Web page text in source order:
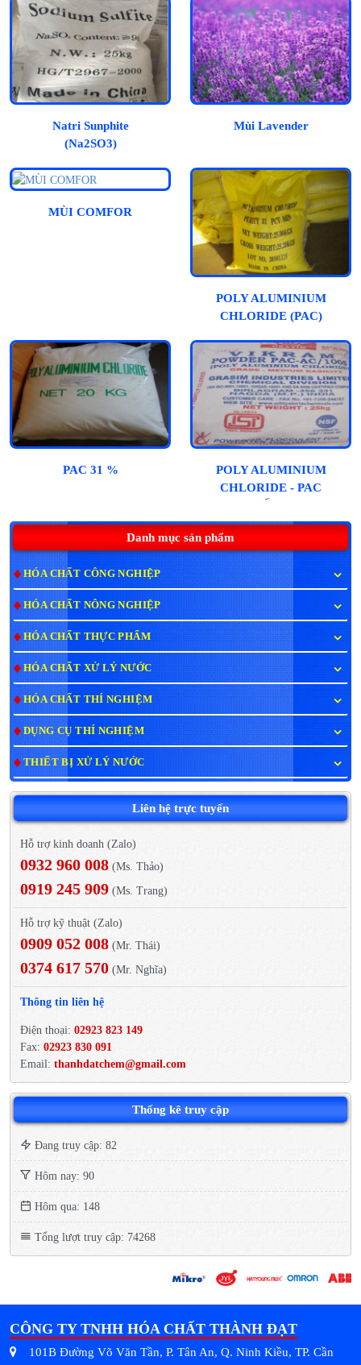
Danh mục sản phẩm
HÓA CHẤT CÔNG NGHIỆP
HÓA CHẤT NÔNG NGHIỆP
HÓA CHẤT THỰC PHẨM
HÓA CHẤT XỬ LÝ NƯỚC
HÓA CHẤT THÍ NGHIỆM
DỤNG CỤ THÍ NGHIỆM
THIẾT BỊ XỬ LÝ NƯỚC
Liên hệ trực tuyến
Hỗ trợ kinh doanh (Zalo)
0932 960 008 (Ms. Thảo)
0919 245 909 (Ms. Trang)
Hỗ trợ kỹ thuật (Zalo)
0909 052 008 (Mr. Thái)
0374 617 570 (Mr. Nghĩa)
Thông tin liên hệ
Điện thoại: 02923 823 149
Fax: 02923 830 091
Email: thanhdatchem@gmail.com
Thống kê truy cập
Đang truy cập: 82
Hôm nay: 90
Hôm qua: 148
Tổng lượt truy cập: 74268
Natri Sunphite
(Na2SO3)
Mùi Lavender
MÙI COMFOR
POLY ALUMINIUM
CHLORIDE (PAC)
PAC 31 %
POLY ALUMINIUM
CHLORIDE - PAC
CÔNG TY TNHH HÓA CHẤT THÀNH ĐẠT
101B Đường Võ Văn Tần, P. Tân An, Q. Ninh Kiều, TP. Cần